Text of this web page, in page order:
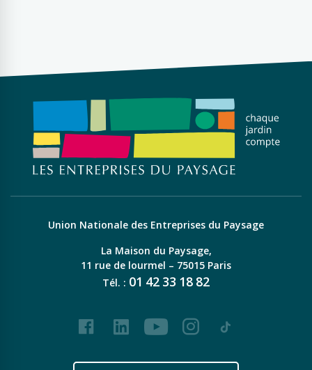
Union Nationale des Entreprises du Paysage
La Maison du Paysage,
11 rue de lourmel – 75015 Paris
Tél. : 01 42 33 18 82
FacebookLinkedInYoutubeInstagram
Tiktok